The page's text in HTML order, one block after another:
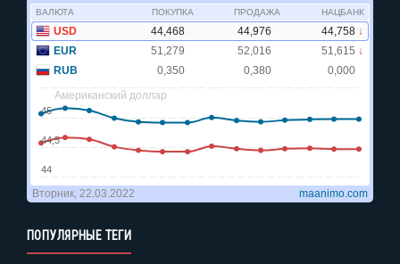
ПОПУЛЯРНЫЕ ТЕГИ